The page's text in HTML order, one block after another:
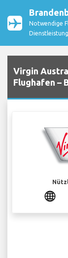
Notwendige
Virgin
Flughafen –